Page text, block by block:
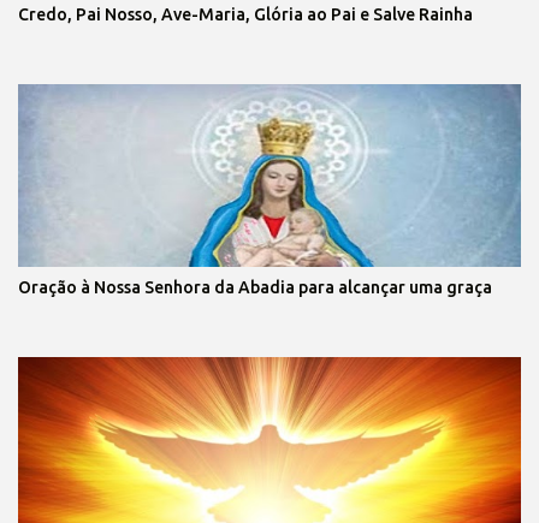
Credo, Pai Nosso, Ave-Maria, Glória ao Pai e Salve Rainha
Oração à Nossa Senhora da Abadia para alcançar uma graça